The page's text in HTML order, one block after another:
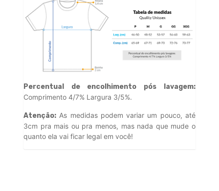
Percentual de encolhimento pós lavagem:
Comprimento 4/7% Largura 3/5%.
Atenção: As medidas podem variar um pouco, até
3cm pra mais ou pra menos, mas nada que mude o
quanto ela vai ficar legal em você!